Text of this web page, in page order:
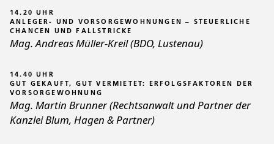
14.20 UHR
ANLEGER- UND VORSORGEWOHNUNGEN – STEUERLICHE
CHANCEN UND FALLSTRICKE
Mag. Andreas Müller-Kreil (BDO, Lustenau)
14.40 UHR
GUT GEKAUFT, GUT VERMIETET: ERFOLGSFAKTOREN DER
VORSORGEWOHNUNG
Mag. Martin Brunner (Rechtsanwalt und Partner der
Kanzlei Blum, Hagen & Partner)